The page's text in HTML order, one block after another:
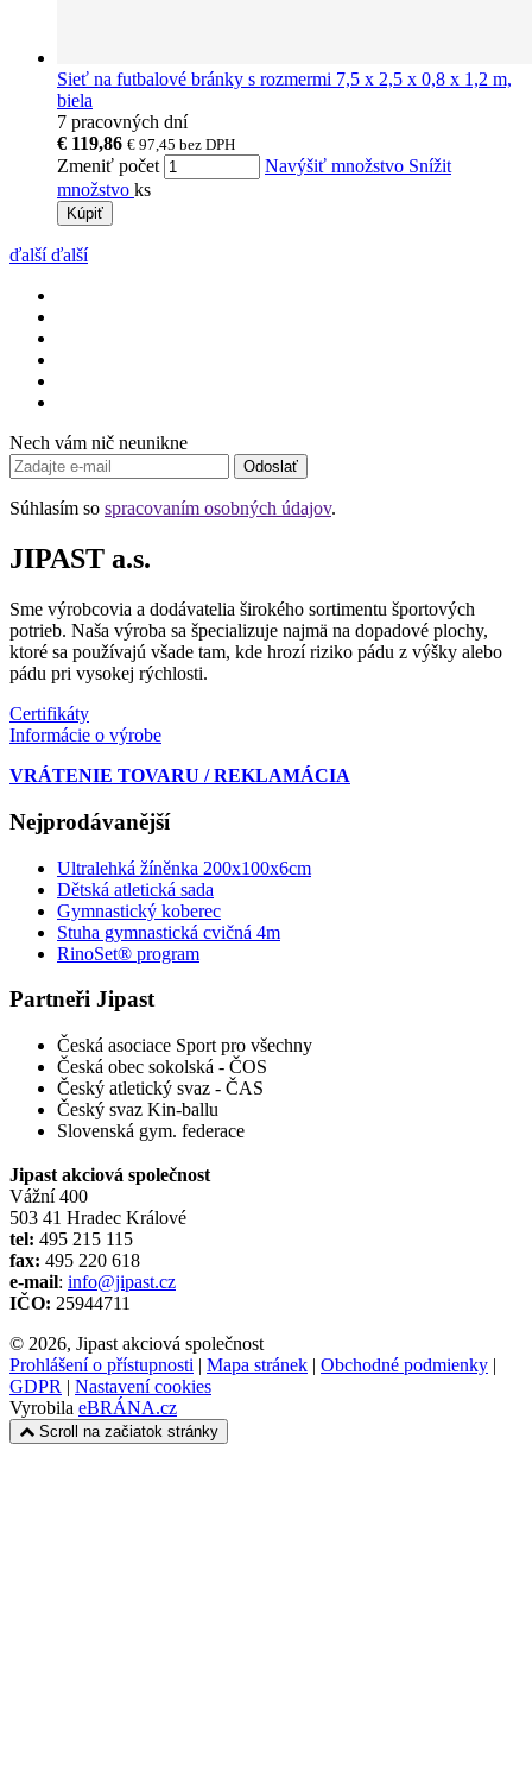
Sieť na futbalové bránky s rozmermi 7,5 x 2,5 x 0,8 x 1,2 m,
biela
7 pracovných dní
€ 119,86 € 97,45 bez DPH
Zmeniť počet Navýšiť množstvo Snížit
množstvo ks
Kúpiť
ďalší ďalší
Nech vám nič neunikne
Odoslať
Súhlasím so spracovaním osobných údajov.
JIPAST a.s.
Sme výrobcovia a dodávatelia širokého sortimentu športových
potrieb. Naša výroba sa špecializuje najmä na dopadové plochy,
ktoré sa používajú všade tam, kde hrozí riziko pádu z výšky alebo
pádu pri vysokej rýchlosti.
Certifikáty
Informácie o výrobe
VRÁTENIE TOVARU / REKLAMÁCIA
Nejprodávanější
Ultralehká žíněnka 200x100x6cm
Dětská atletická sada
Gymnastický koberec
Stuha gymnastická cvičná 4m
RinoSet® program
Partneři Jipast
Česká asociace Sport pro všechny
Česká obec sokolská - ČOS
Český atletický svaz - ČAS
Český svaz Kin-ballu
Slovenská gym. federace
Jipast akciová společnost
Vážní 400
503 41 Hradec Králové
tel: 495 215 115
fax: 495 220 618
e-mail: info@jipast.cz
IČO: 25944711
© 2026, Jipast akciová společnost
Prohlášení o přístupnosti | Mapa stránek | Obchodné podmienky |
GDPR | Nastavení cookies
Vyrobila eBRÁNA.cz
Scroll na začiatok stránky